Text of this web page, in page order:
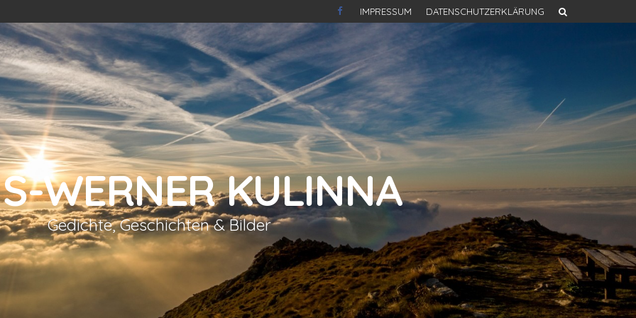
IMPRESSUM DATENSCHUTZERKLÄRUNG
WERNER KULINNA
Gedichte, Geschichten & Bilder